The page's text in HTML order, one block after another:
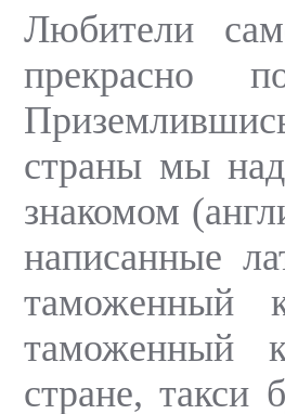
Любители
прекрасно
страны мы
знакомом
написанные
таможенный
таможенный
стране, такси